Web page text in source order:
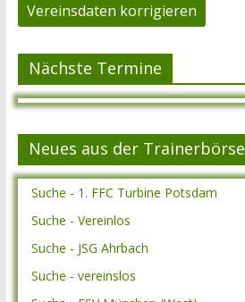
Vereinsdaten korrigieren
Nächste Termine
Neues aus der Trainerbörse
Suche - 1. FFC Turbine Potsdam
Suche - Vereinlos
Suche - JSG Ahrbach
Suche - vereinslos